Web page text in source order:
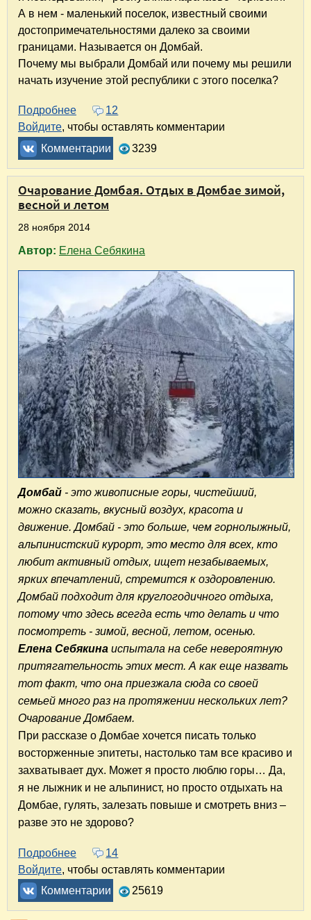
А в нем - маленький поселок, известный своими
достопримечательностями далеко за своими
границами. Называется он Домбай.
Почему мы выбрали Домбай или почему мы решили
начать изучение этой республики с этого поселка?
Подробнее о Крым – Адыгея – Домбай. Часть 3.1.
12
Войдите, чтобы оставлять комментарии
Комментарии
3239
Очарование Домбая. Отдых в Домбае зимой,
весной и летом
28 ноября 2014
Автор: Елена Себякина
Домбай - это живописные горы, чистейший,
можно сказать, вкусный воздух, красота и
движение. Домбай - это больше, чем горнолыжный,
альпинистский курорт, это место для всех, кто
любит активный отдых, ищет незабываемых,
ярких впечатлений, стремится к оздоровлению.
Домбай подходит для круглогодичного отдыха,
потому что здесь всегда есть что делать и что
посмотреть - зимой, весной, летом, осенью.
Елена Себякина испытала на себе невероятную
притягательность этих мест. А как еще назвать
тот факт, что она приезжала сюда со своей
семьей много раз на протяжении нескольких лет?
Очарование Домбаем.
При рассказе о Домбае хочется писать только
восторженные эпитеты, настолько там все красиво и
захватывает дух. Может я просто люблю горы… Да,
я не лыжник и не альпинист, но просто отдыхать на
Домбае, гулять, залезать повыше и смотреть вниз –
разве это не здорово?
Подробнее о Очарование Домбая. Отдых в Домбае
14
Войдите, чтобы оставлять комментарии
Комментарии
25619